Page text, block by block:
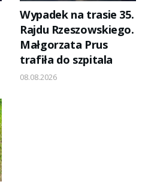
Wypadek na trasie 35.
Rajdu Rzeszowskiego.
Małgorzata Prus
trafiła do szpitala
08.08.2026